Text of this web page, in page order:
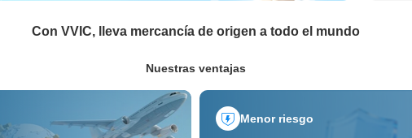
Con VVIC, lleva mercancía de origen a todo el mundo
Nuestras ventajas
Menor riesgo